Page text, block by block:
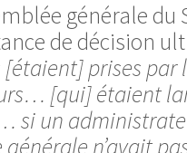
générale du
de décision
prises par
[qui] étaient
si un
générale n’avait